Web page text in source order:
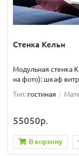
Стенка Кельн
Модульная стенка
на фото): шкаф
Тип: гостиная
55050р.
В корзину